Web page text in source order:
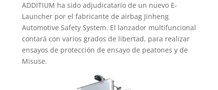
ADDITIUM ha sido adjudicatario de un nuevo E-
Launcher por el fabricante de airbag Jinheng
Automotive Safety System. El lanzador multifuncional
contará con varios grados de libertad, para realizar
ensayos de protección de ensayo de peatones y de
Misuse.